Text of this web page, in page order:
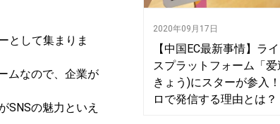
として集まりま
ムなので、企業が
SNSの魅力といえ
2020年09月17日
【中国EC最新事情】ラ
スプラットフォーム「爱
きょう)にスターが参入
ロで発信する理由とは？